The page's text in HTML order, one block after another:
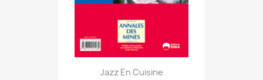
Jazz En Cuisine